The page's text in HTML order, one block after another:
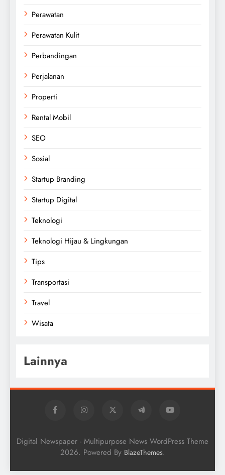
Perawatan
Perawatan Kulit
Perbandingan
Perjalanan
Properti
Rental Mobil
SEO
Sosial
Startup Branding
Startup Digital
Teknologi
Teknologi Hijau & Lingkungan
Tips
Transportasi
Travel
Wisata
Lainnya
Digital Newspaper - Multipurpose News WordPress Theme
2026. Powered By BlazeThemes.